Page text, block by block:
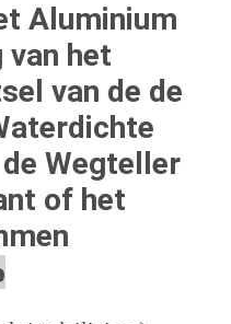
Aluminium
van het
van de de
Wegteller
of het